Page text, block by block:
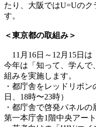
たり、大阪ではU=Uのク
す。
＜東京都の取組み＞
11月16日～12月15日は
今年は「知って、学んで
組みを実施します。
・都庁舎をレッドリボ
日、18時〜23時）
・都庁舎で啓発パネル
第一本庁舎1階中央アー